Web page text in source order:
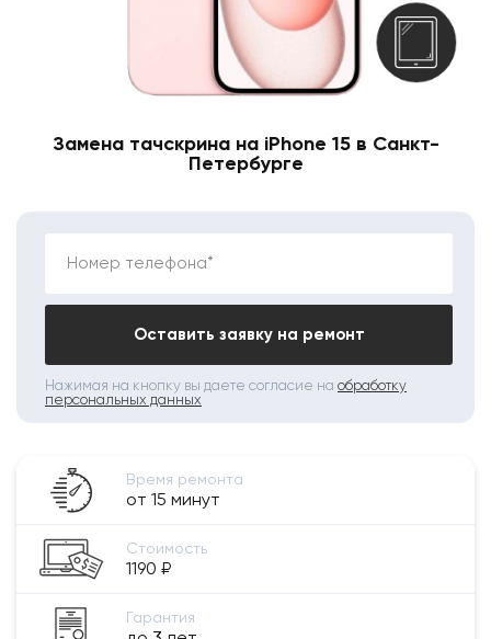
Замена тачскрина на iPhone 15 в Санкт-
Петербурге
Номер телефона*
Оставить заявку на ремонт
Нажимая на кнопку вы даете согласие на обработку
персональных данных
Время ремонта
от 15 минут
Стоимость
1190 ₽
Гарантия